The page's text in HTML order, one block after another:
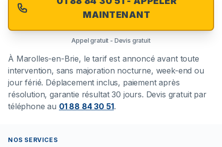
MAINTENANT
Appel gratuit - Devis gratuit
À Marolles-en-Brie, le tarif est annoncé avant toute
intervention, sans majoration nocturne, week-end ou
jour férié. Déplacement inclus, paiement après
résolution, garantie résultat 30 jours. Devis gratuit par
téléphone au 01 88 84 30 51.
NOS SERVICES